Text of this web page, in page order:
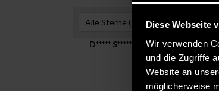
Diese Webseite
Wir verwenden
und die Zugriffe
Website an
möglicherweise
Alle Sterne (1
D***** S******
Mai 09, 2021
Farbe:
Größe: